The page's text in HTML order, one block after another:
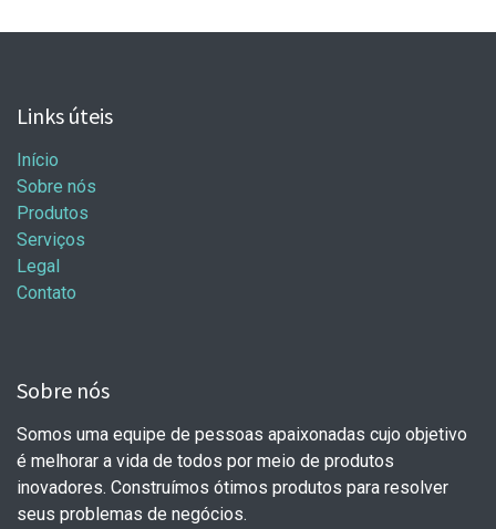
Links úteis
Início
Sobre nós
Produtos
Serviços
Legal
Contato
Sobre nós
Somos uma equipe de pessoas apaixonadas cujo objetivo
é melhorar a vida de todos por meio de produtos
inovadores. Construímos ótimos produtos para resolver
seus problemas de negócios.